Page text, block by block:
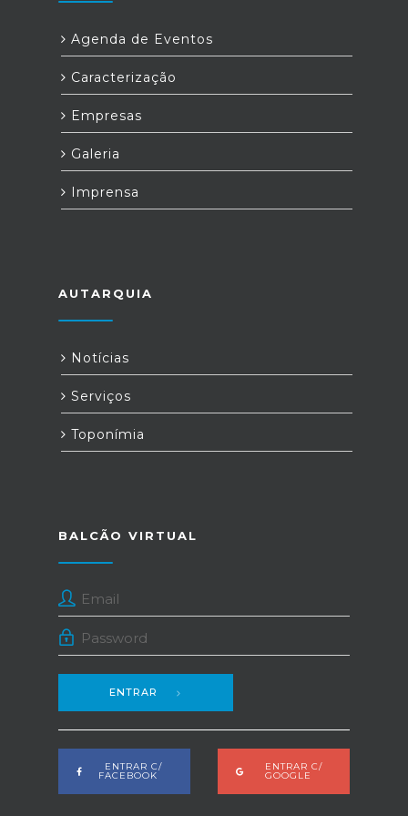
Agenda de Eventos
Caracterização
Empresas
Galeria
Imprensa
AUTARQUIA
Notícias
Serviços
Toponímia
BALCÃO VIRTUAL
ENTRAR
ENTRAR C/
FACEBOOK
ENTRAR C/
GOOGLE